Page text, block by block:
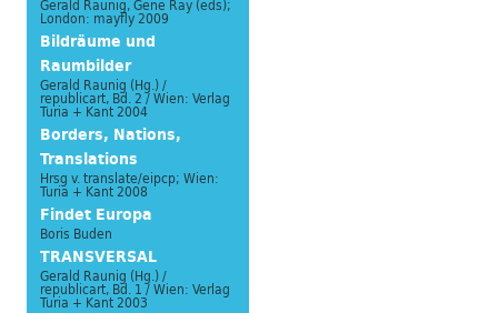
Gerald Raunig, Gene Ray (eds);
London: mayfly 2009
Bildräume und
Raumbilder
Gerald Raunig (Hg.) /
republicart, Bd. 2 / Wien: Verlag
Turia + Kant 2004
Borders, Nations,
Translations
Hrsg v. translate/eipcp; Wien:
Turia + Kant 2008
Findet Europa
Boris Buden
TRANSVERSAL
Gerald Raunig (Hg.) /
republicart, Bd. 1 / Wien: Verlag
Turia + Kant 2003